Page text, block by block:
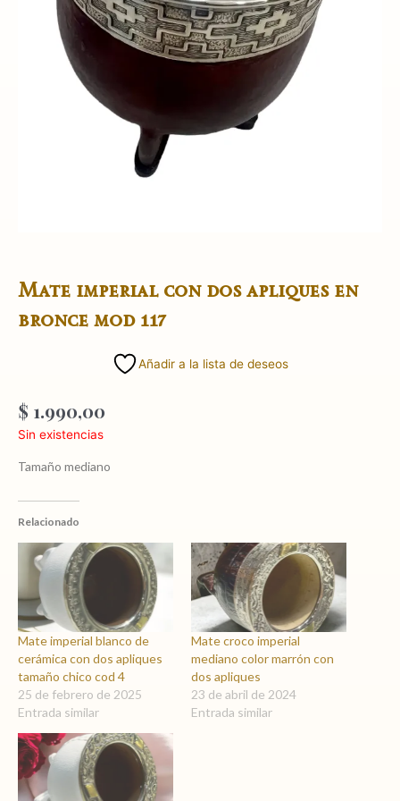
Mate imperial con dos apliques en
bronce mod 117
Añadir a la lista de deseos
$ 1.990,00
Sin existencias
Tamaño mediano
Relacionado
Mate imperial blanco de
cerámica con dos apliques
tamaño chico cod 4
25 de febrero de 2025
Entrada similar
Mate croco imperial
mediano color marrón con
dos apliques
23 de abril de 2024
Entrada similar